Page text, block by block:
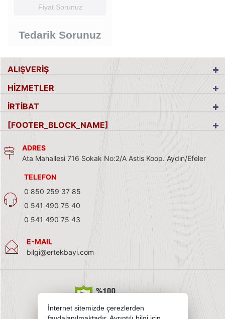
Fiyat Sorunuz
Tedarik Sorunuz
ALIŞVERİŞ
HİZMETLER
İRTİBAT
[FOOTER_BLOCK_NAME]
ADRES
Ata Mahallesi 716 Sokak No:2/A Astis Koop. Aydın/Efeler
TELEFON
0 850 259 37 85
0 541 490 75 40
0 541 490 75 43
E-MAIL
bilgi@ertekbayi.com
İnternet sitemizde çerezlerden